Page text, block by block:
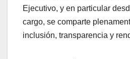
Ejecutivo, y en particular
cargo, se comparte
inclusión, transparencia y